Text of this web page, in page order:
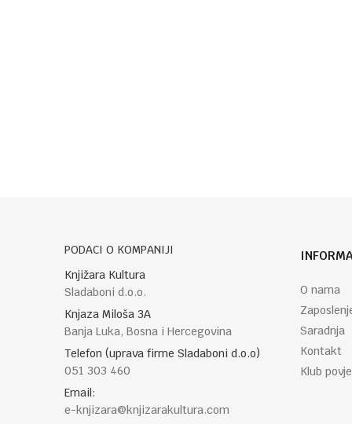
PODACI O KOMPANIJI
Knjižara Kultura
Sladaboni d.o.o.
Knjaza Miloša 3A
Banja Luka, Bosna i Hercegovina
Telefon (uprava firme Sladaboni d.o.o)
051 303 460
Email:
e-knjizara@knjizarakultura.com
O nama
Saradnja
Kontakt
Klub